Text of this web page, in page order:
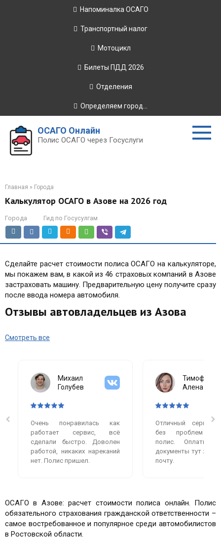
Напоминалка ОСАГО
Транспортный налог
Мотоцикл
Билеты ПДД 2026
Отделения
Определяем город...
ОСАГО Онлайн
Полис ОСАГО через Госуслуги
Главная » Города
Калькулятор ОСАГО в Азове на 2026 год
Города Гид по Госусулгам
Сделайте расчет стоимости полиса ОСАГО на калькуляторе,
мы покажем вам, в какой из 46 страховых компаний в Азове
застраховать машину. Предварительную цену получите сразу
после ввода номера автомобиля.
Отзывы автовладельцев из Азова
Смотреть все
Михаил
Голубев
Очень понравилась как
работает сервис, всё
сделали быстро. Доволен
работой, никаких нареканий
нет. Полис пришел.
Тимофеева
Алена
Отличный сервис.
без проблем
полис.
документы тут же
почту.
ОСАГО в Азове: расчет стоимости полиса онлайн. Полис
обязательного страхования гражданской ответственности –
самое востребованное и популярное среди автомобилистов
в Ростовской области.